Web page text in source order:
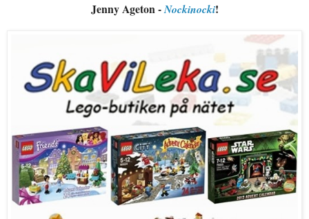
Jenny Ageton -Nockinocki!